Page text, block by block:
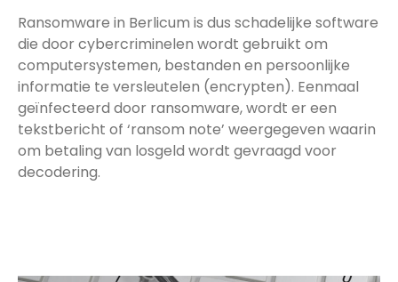
Ransomware in Berlicum is dus schadelijke software
die door cybercriminelen wordt gebruikt om
computersystemen, bestanden en persoonlijke
informatie te versleutelen (encrypten). Eenmaal
geïnfecteerd door ransomware, wordt er een
tekstbericht of ‘ransom note’ weergegeven waarin
om betaling van losgeld wordt gevraagd voor
decodering.